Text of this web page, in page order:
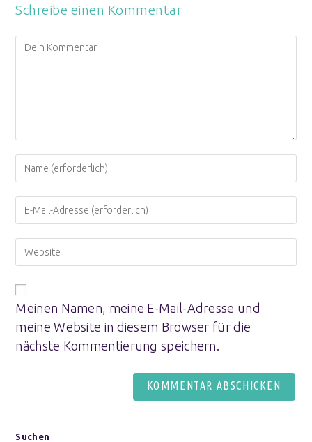
Schreibe einen Kommentar
Meinen Namen, meine E-Mail-Adresse und
meine Website in diesem Browser für die
nächste Kommentierung speichern.
Suchen